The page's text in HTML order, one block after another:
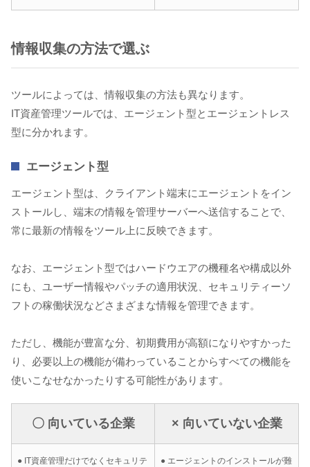
情報収集の方法で選ぶ
ツールによっては、情報収集の方法も異なります。
IT資産管理ツールでは、エージェント型とエージェントレス
型に分かれます。
エージェント型
エージェント型は、クライアント端末にエージェントをイン
ストールし、端末の情報を管理サーバーへ送信することで、
常に最新の情報をツール上に反映できます。
なお、エージェント型ではハードウエアの機種名や構成以外
にも、ユーザー情報やパッチの適用状況、セキュリティーソ
フトの稼働状況などさまざまな情報を管理できます。
ただし、機能が豊富な分、初期費用が高額になりやすかった
り、必要以上の機能が備わっていることからすべての機能を
使いこなせなかったりする可能性があります。
〇 向いている企業 × 向いていない企業
● IT資産管理だけでなくセキュリテ
● エージェントのインストールが難